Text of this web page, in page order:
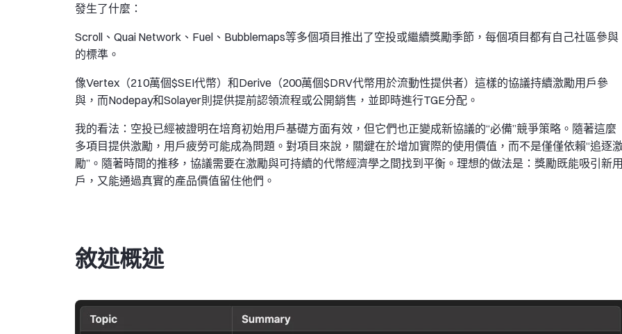
發生了什麼：
Scroll、Quai Network、Fuel、Bubblemaps等多個項目推出了空投或繼續獎勵季節，每個項目都有自己社區參與
的標準。
像Vertex（210萬個$SEI代幣）和Derive（200萬個$DRV代幣用於流動性提供者）這樣的協議持續激勵用戶參
與，而Nodepay和Solayer則提供提前認領流程或公開銷售，並即時進行TGE分配。
我的看法：空投已經被證明在培育初始用戶基礎方面有效，但它們也正變成新協議的“必備”競爭策略。隨著這麼
多項目提供激勵，用戶疲勞可能成為問題。對項目來說，關鍵在於增加實際的使用價值，而不是僅僅依賴“追逐
勵”。隨著時間的推移，協議需要在激勵與可持續的代幣經濟學之間找到平衡。理想的做法是：獎勵既能吸引新
戶，又能通過真實的產品價值留住他們。
敘述概述